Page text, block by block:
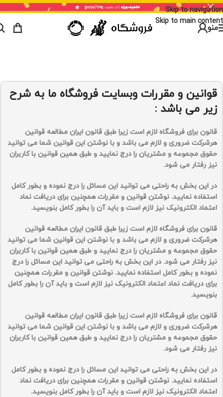
Skip to navigation
Skip to main content
منو
قوانین و مقررات وبسایت فروشگاه ما به شرح
زیر می باشد :
قانون برای فروشگاه لازم است زیرا طبق قانون ایران مطالعه قوانین
هرشرکت ضروری و لازم می باشد و با نوشتن این قوانین شما می توانید
حقوق مجموعه و مشتریان را درج نمایید و طبق همین قوانین با کاربران
نیز رفتار می شود.
در این بخش به راحتی می توانید این مسائل را درج نموده و بطور کامل
استفاده نمایید. نوشتن قوانین و مقررات همچنین برای دریافت نماد
اعتماد الکترونیک نیز لازم است و باید آن را بطور کامل بنویسید.
قانون برای فروشگاه لازم است زیرا طبق قانون ایران مطالعه قوانین
هرشرکت ضروری و لازم می باشد و با نوشتن این قوانین شما می توانید
حقوق مجموعه و مشتریان را درج نمایید و طبق همین قوانین با کاربران
نیز رفتار می شود. در این بخش به راحتی می توانید این مسائل را درج
نموده و بطور کامل استفاده نمایید. نوشتن قوانین و مقررات همچنین
برای دریافت نماد اعتماد الکترونیک نیز لازم است و باید آن را بطور کامل
بنویسید.
قانون برای فروشگاه لازم است زیرا طبق قانون ایران مطالعه قوانین
هرشرکت ضروری و لازم می باشد و با نوشتن این قوانین شما می توانید
حقوق مجموعه و مشتریان را درج نمایید و طبق همین قوانین با کاربران
نیز رفتار می شود.
در این بخش به راحتی می توانید این مسائل را درج نموده و بطور کامل
استفاده نمایید. نوشتن قوانین و مقررات همچنین برای دریافت نماد
اعتماد الکترونیک نیز لازم است و باید آن را بطور کامل بنویسید.